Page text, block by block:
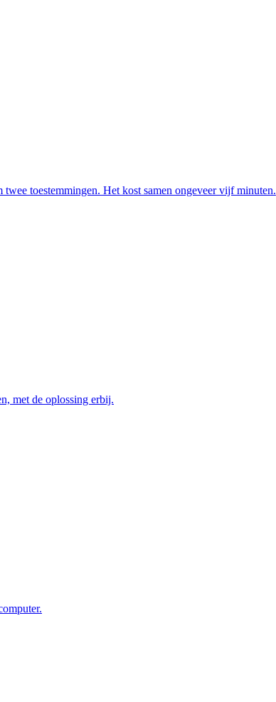
toestemmingen. Het kost samen ongeveer vijf minuten.
met de oplossing erbij.